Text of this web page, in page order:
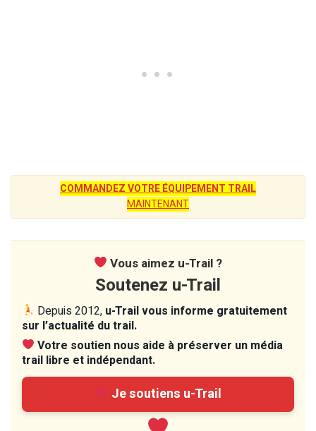
COMMANDEZ VOTRE ÉQUIPEMENT TRAIL
MAINTENANT
Vous aimez u-Trail ?
Soutenez u-Trail
Depuis 2012, u-Trail vous informe gratuitement
sur l’actualité du trail.
Votre soutien nous aide à préserver un média
trail libre et indépendant.
Je soutiens u-Trail